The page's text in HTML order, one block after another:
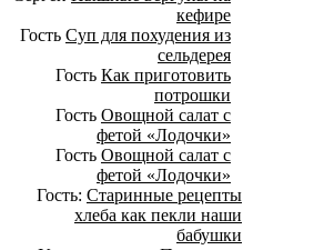
кефире
Гость Суп для похудения из
сельдерея
Гость Как приготовить
потрошки
Гость Овощной салат с
фетой «Лодочки»
Гость Овощной салат с
фетой «Лодочки»
Гость: Старинные рецепты
хлеба как пекли наши
бабушки